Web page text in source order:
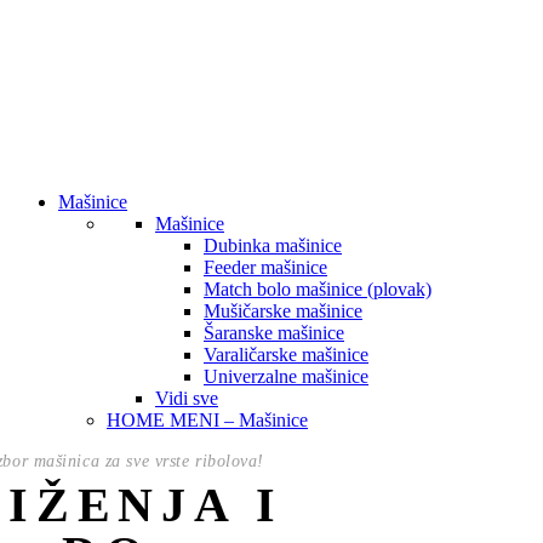
Mašinice
Mašinice
Dubinka mašinice
Feeder mašinice
Match bolo mašinice (plovak)
Mušičarske mašinice
Šaranske mašinice
Varaličarske mašinice
Univerzalne mašinice
Vidi sve
HOME MENI – Mašinice
mašinica za sve vrste ribolova!
I